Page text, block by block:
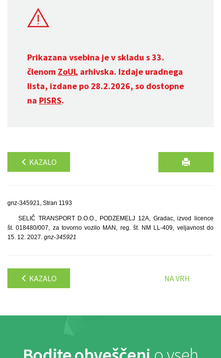
Prikazana vsebina je v skladu s 33.
členom ZoUL arhivska. Izdaje uradnega
lista, izdane po 28.2.2026, so dostopne
na PISRS.
KAZALO
gnz-345921, Stran 1193
SELIČ TRANSPORT D.O.O., PODZEMELJ 12A, Gradac, izvod licence
št. 018480/007, za tovorno vozilo MAN, reg. št. NM LL-409, veljavnost do
15. 12. 2027. gnz-345921
KAZALO NA VRH